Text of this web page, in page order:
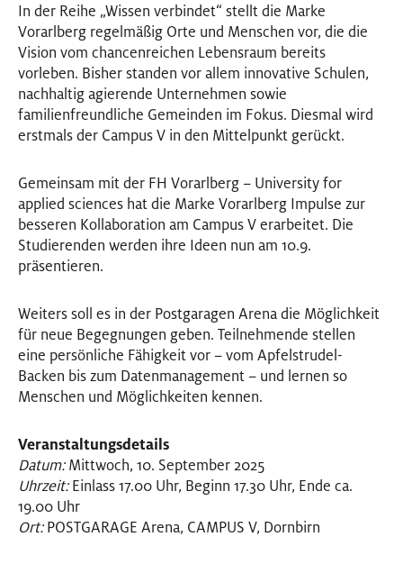
In der Reihe „Wissen verbindet“ stellt die Marke
Vorarlberg regelmäßig Orte und Menschen vor, die die
Vision vom chancenreichen Lebensraum bereits
vorleben. Bisher standen vor allem innovative Schulen,
nachhaltig agierende Unternehmen sowie
familienfreundliche Gemeinden im Fokus. Diesmal wird
erstmals der Campus V in den Mittelpunkt gerückt.
Gemeinsam mit der FH Vorarlberg – University for
applied sciences hat die Marke Vorarlberg Impulse zur
besseren Kollaboration am Campus V erarbeitet. Die
Studierenden werden ihre Ideen nun am 10.9.
präsentieren.
Weiters soll es in der Postgaragen Arena die Möglichkeit
für neue Begegnungen geben. Teilnehmende stellen
eine persönliche Fähigkeit vor – vom Apfelstrudel-
Backen bis zum Datenmanagement – und lernen so
Menschen und Möglichkeiten kennen.
Veranstaltungsdetails
Datum:Mittwoch, 10. September 2025
Uhrzeit:Einlass 17.00 Uhr, Beginn 17.30 Uhr, Ende ca.
19.00 Uhr
Ort:POSTGARAGE Arena, CAMPUS V, Dornbirn